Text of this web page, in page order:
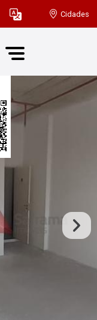
Cidades